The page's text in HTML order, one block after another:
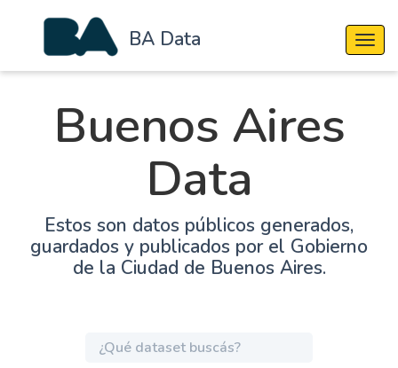
BA Data
Buenos Aires
Data
Estos son datos públicos generados,
guardados y publicados por el Gobierno
de la Ciudad de Buenos Aires.